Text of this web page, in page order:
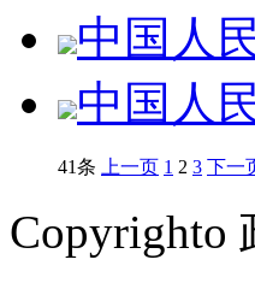
中国人
中国人
41条 上一页 1 2 3 下一
Copyrighto